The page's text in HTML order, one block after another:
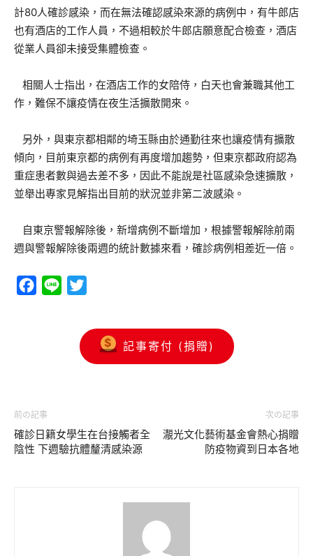
計80人確診感染，而在無法確認感染來源的病例中，有牛郎店
也有酒店的工作人員，不過相較於牛郎店願意配合檢查，酒店
從業人員卻未接受集體檢查。
相關人士指出，在酒店工作的女陪侍，白天也會兼職其他工
作，難保不讓疫情在夜生活擴散開來。
另外，與東京都相鄰的埼玉縣由於通勤往來也讓疫情有擴散
傾向，目前東京都的病例有再度增加趨勢，但東京都政府認為
重症患者數與過去差不多，因此不能說是社區感染急速擴散，
並舉出專家見解指出目前的狀況並非第二波感染。
自東京警報解除後，新增病例不斷增加，根據警報解除前兩
週與警報解除後兩週的統計數據來看，確診病例相差近一倍。
Facebook
Line
記事寄付 (捐贈)
前の記事
確診日籍女學生在台接觸者全
陰性 下週驗抗體釐清感染源
次の記事
㵾光文化藝術基金會熱心捐贈
防疫物資到日本各地